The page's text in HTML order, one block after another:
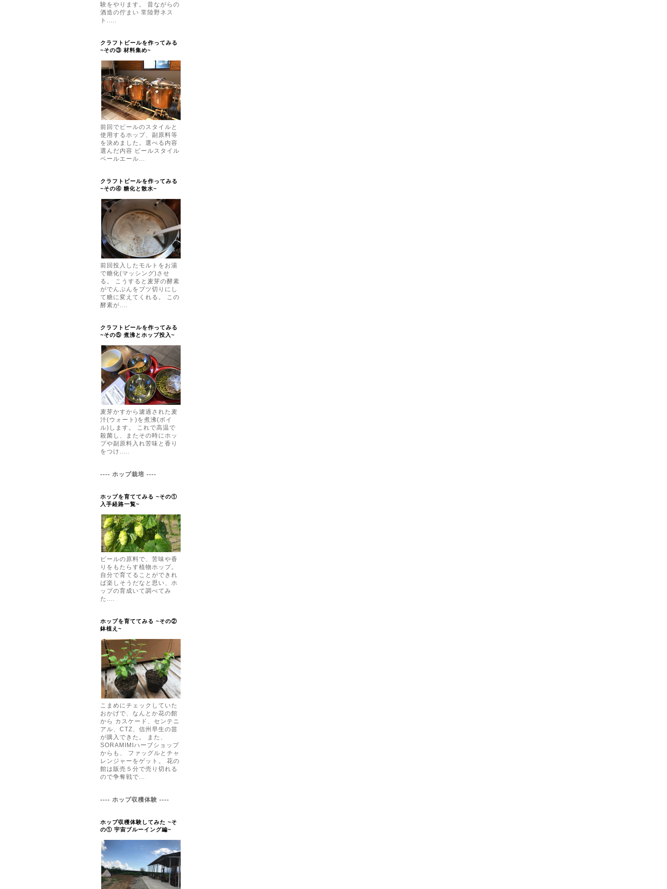
験をやります。 昔ながらの
酒造の佇まい 常陸野ネス
ト.....
クラフトビールを作ってみる
~その③ 材料集め~
前回でビールのスタイルと
使用するホップ、副原料等
を決めました。選べる内容
選んだ内容 ビールスタイル
ペールエール...
クラフトビールを作ってみる
~その④ 糖化と散水~
前回投入したモルトをお湯
で糖化(マッシング)させ
る。 こうすると麦芽の酵素
がでんぷんをブツ切りにし
て糖に変えてくれる。 この
酵素が....
クラフトビールを作ってみる
~その⑤ 煮沸とホップ投入~
麦芽かすから濾過された麦
汁(ウォート)を煮沸(ボイ
ル)します。 これで高温で
殺菌し、またその時にホッ
プや副原料入れ苦味と香り
をつけ.....
---- ホップ栽培 ----
ホップを育ててみる ~その①
入手経路一覧~
ビールの原料で、苦味や香
りをもたらす植物ホップ。
自分で育てることができれ
ば楽しそうだなと思い、ホ
ップの育成いて調べてみ
た....
ホップを育ててみる ~その②
鉢植え~
こまめにチェックしていた
おかげで、なんとか花の館
から カスケード、センテニ
アル、CTZ、信州早生の苗
が購入できた。 また、
SORAMIMIハーブショップ
からも、 ファッグルとチャ
レンジャーをゲット。 花の
館は販売５分で売り切れる
ので争奪戦で...
---- ホップ収穫体験 ----
ホップ収穫体験してみた ~そ
の① 宇宙ブルーイング編~